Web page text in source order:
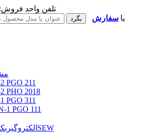
تلفن واحد فروش: 77615087 - 77615088
یا سفارش
PGO 211
PHO 2018
PGO 311
1 PGO 111
الکتروگیربکس هلیکالSEW